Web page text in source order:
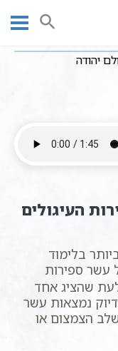
יהודה
העיגולים
בלימוד
עשר ספירות
שהציג אחד
נמצאות עשר
הצמצום או